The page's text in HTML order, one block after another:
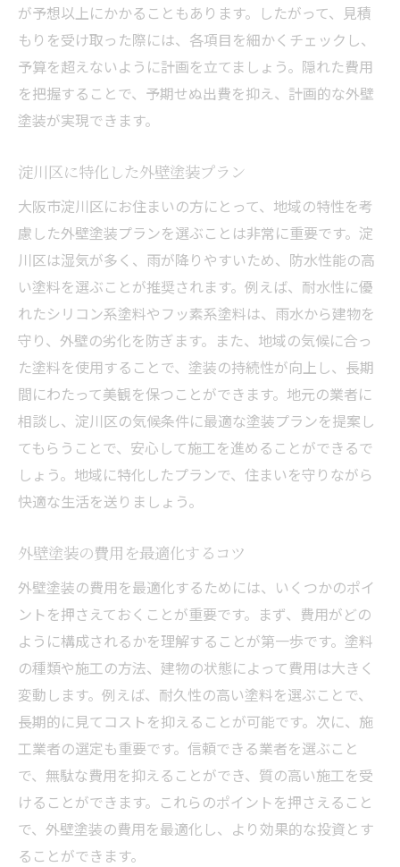
が予想以上にかかることもあります。したがって、見積
もりを受け取った際には、各項目を細かくチェックし、
予算を超えないように計画を立てましょう。隠れた費用
を把握することで、予期せぬ出費を抑え、計画的な外壁
塗装が実現できます。
淀川区に特化した外壁塗装プラン
大阪市淀川区にお住まいの方にとって、地域の特性を考
慮した外壁塗装プランを選ぶことは非常に重要です。淀
川区は湿気が多く、雨が降りやすいため、防水性能の高
い塗料を選ぶことが推奨されます。例えば、耐水性に優
れたシリコン系塗料やフッ素系塗料は、雨水から建物を
守り、外壁の劣化を防ぎます。また、地域の気候に合っ
た塗料を使用することで、塗装の持続性が向上し、長期
間にわたって美観を保つことができます。地元の業者に
相談し、淀川区の気候条件に最適な塗装プランを提案し
てもらうことで、安心して施工を進めることができるで
しょう。地域に特化したプランで、住まいを守りながら
快適な生活を送りましょう。
外壁塗装の費用を最適化するコツ
外壁塗装の費用を最適化するためには、いくつかのポイ
ントを押さえておくことが重要です。まず、費用がどの
ように構成されるかを理解することが第一歩です。塗料
の種類や施工の方法、建物の状態によって費用は大きく
変動します。例えば、耐久性の高い塗料を選ぶことで、
長期的に見てコストを抑えることが可能です。次に、施
工業者の選定も重要です。信頼できる業者を選ぶこと
で、無駄な費用を抑えることができ、質の高い施工を受
けることができます。これらのポイントを押さえること
で、外壁塗装の費用を最適化し、より効果的な投資とす
ることができます。